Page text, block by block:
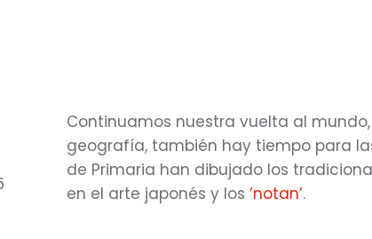
Continuamos nuestra vuelta al
geografía, también hay tiempo para
de Primaria han dibujado los
en el arte japonés y los’notan’.